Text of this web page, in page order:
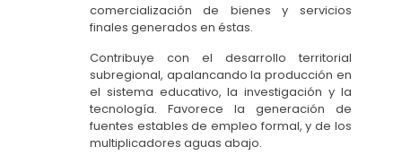
comercialización de bienes y servicios
finales generados en éstas.
Contribuye con el desarrollo territorial
subregional, apalancando la producción en
el sistema educativo, la investigación y la
tecnología. Favorece la generación de
fuentes estables de empleo formal, y de los
multiplicadores aguas abajo.